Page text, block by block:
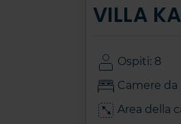
VILLA
Ospiti: 8
Camere da
Area della